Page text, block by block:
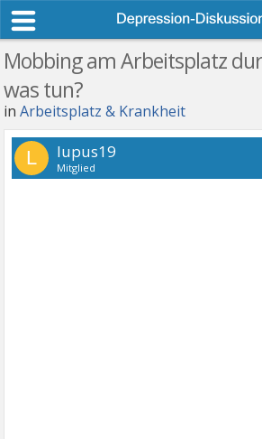
Mobbing am Arbeitsplatz
was tun?
inArbeitsplatz & Krankheit
L lupus19
Mitglied